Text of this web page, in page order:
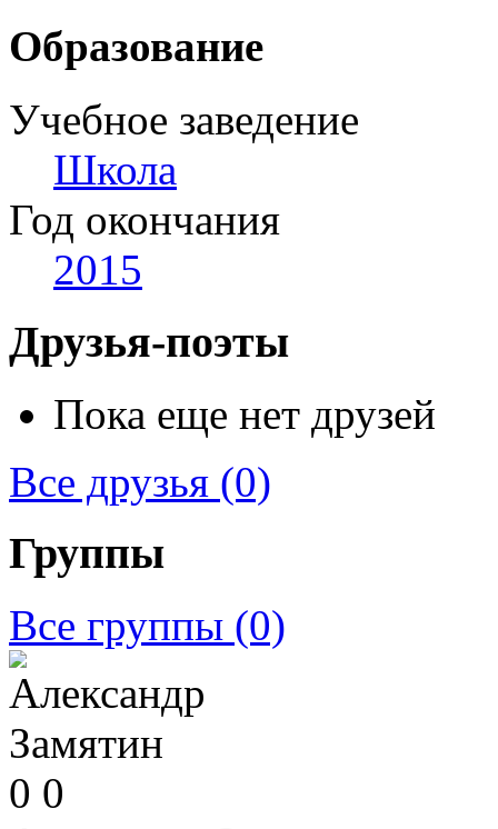
Образование
Учебное заведение
Школа
Год окончания
2015
Друзья-поэты
Пока еще нет друзей
Все друзья (0)
Группы
Все группы (0)
0 0